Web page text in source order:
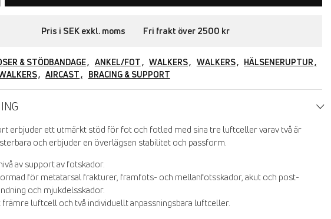
Pris i SEK exkl. moms Fri frakt över 2500 kr
& STÖDBANDAGE ANKEL/FOT WALKERS WALKERS
HÄLSENERUPTUR
AIRCAST BRACING & SUPPORT
erbjuder ett utmärkt stöd för fot och fotled med sina tre luftceller varav två är
och erbjuder en överlägsen stabilitet och passform.
av support av fotskador.
för metatarsal frakturer, framfots- och mellanfotsskador, akut och post-
och mjukdelsskador.
främre luftcell och två individuellt anpassningsbara luftceller.